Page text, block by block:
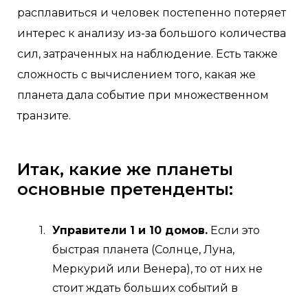
расплавиться и человек постепенно потеряет
интерес к анализу из-за большого количества
сил, затраченных на наблюдение. Есть также
сложность с вычислением того, какая же
планета дала событие при множественном
транзите.
Итак, какие же планеты
основные претенденты:
Управители 1 и 10 домов. Если это
быстрая планета (Солнце, Луна,
Меркурий или Венера), то от них не
стоит ждать больших событий в